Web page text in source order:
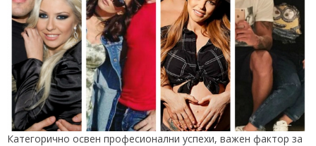
Категорично освен професионални успехи, важен фактор за